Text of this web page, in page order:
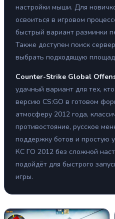
настройки мыши. Для
освоиться в игровом
быстрый вариант разминки
Также доступен поиск
выбрать подходящую
Counter-Strike Global
удачный вариант для тех,
версию CS:GO в готовом
атмосферу 2012 года,
противостояние, русское
поддержку ботов и простую
КС ГО 2012 без сложной
подойдёт для быстрого
игры.